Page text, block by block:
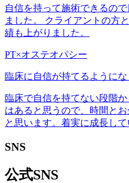
自信を持って施術できるの
ました。 クライアントの方
績も上がりました。
PT×オステオパシー
臨床に自信が持てるようにな
臨床で自信を持てない段階
はあると思うので、時間と
と思います。着実に成長して
SNS
公式SNS